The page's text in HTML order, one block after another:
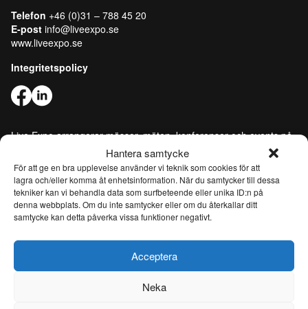
Hantera samtycke
För att ge en bra upplevelse använder vi teknik som cookies för att
lagra och/eller komma åt enhetsinformation. När du samtycker till dessa
tekniker kan vi behandla data som surfbeteende eller unika ID:n på
denna webbplats. Om du inte samtycker eller om du återkallar ditt
samtycke kan detta påverka vissa funktioner negativt.
Acceptera
Neka
Telefon +46 (0)31 – 788 45 20
E-post info@liveexpo.se
www.liveexpo.se
Integritetspolicy
Live Expo arrangerar mässor, möten, konferenser och events på
den skandinaviska marknaden. Huvudkontoret ligger i Göteborg.
Vi matchar människor och företag för att göra affärer, nätverka
och inspireras av varandra. Live Expo har startats av Sveriges
mest erfarna entreprenörer inom mässor och events, som
lanserat över hundra nya mässor varav flertalet är idag ledande
inom sina respektive branscher. Med ett fulladdat innehåll
mässmediet till en helt ny nivå. Från och med 26 juni 2026 är Live
Expo ett helägt dotterbolag till Easyfairs Group, ett internationellt
företag som organiserar 110 marknadsledande event i 16 länder
och driver åtta eventanläggningar i Belgien, Nederländerna och